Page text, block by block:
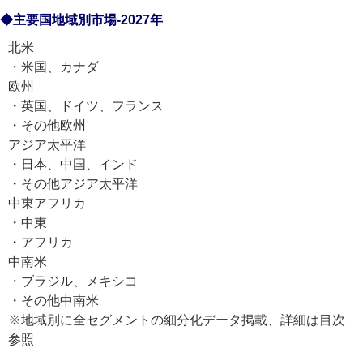
◆主要国地域別市場-2027年
北米
・米国、カナダ
欧州
・英国、ドイツ、フランス
・その他欧州
アジア太平洋
・日本、中国、インド
・その他アジア太平洋
中東アフリカ
・中東
・アフリカ
中南米
・ブラジル、メキシコ
・その他中南米
※地域別に全セグメントの細分化データ掲載、詳細は目次
参照